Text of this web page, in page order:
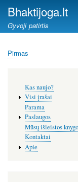
Bhaktijoga.lt
Gyvoji patirtis
Kelias
Pirmas
meniu
Kas naujo?
Visi įrašai
Parama
Paslaugos
Mūsų išleistos
Kontaktai
Apie